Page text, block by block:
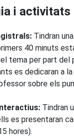
i
Tindran
40 minuts
tema per part del
es dedicaran a
sobre els
Tindran
es presentaran
hores).